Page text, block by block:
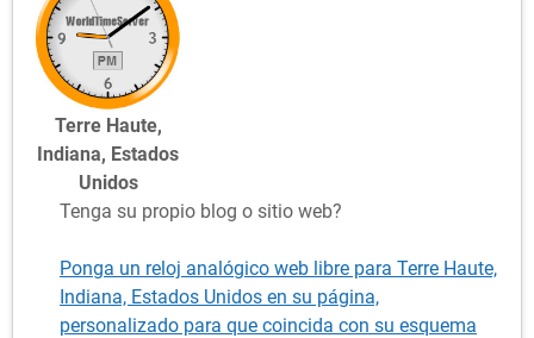
Terre Haute,
Indiana, Estados
Unidos
Tenga su propio blog o sitio web?
Ponga un reloj analógico web libre para Terre Haute,
Indiana, Estados Unidos en su página,
personalizado para que coincida con su esquema